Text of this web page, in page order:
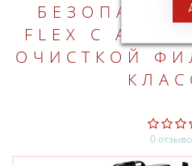
FLEX С
ОЧИСТКОЙ
0